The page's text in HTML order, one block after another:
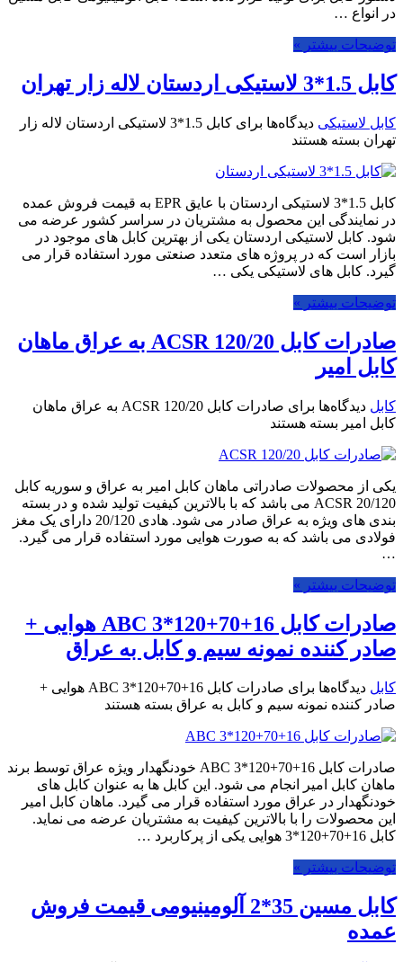
در انواع …
توضیحات بیشتر »
کابل 1.5*3 لاستیکی اردستان لاله زار تهران
کابل لاستیکی دیدگاه‌ها
برای کابل 1.5*3 لاستیکی اردستان لاله زار
تهران بسته هستند
کابل 1.5*3 لاستیکی اردستان با عایق EPR به قیمت فروش عمده
در نمایندگی این محصول به مشتریان در سراسر کشور عرضه می
شود. کابل لاستیکی اردستان یکی از بهترین کابل های موجود در
بازار است که در پروژه های متعدد صنعتی مورد استفاده قرار می
گیرد. کابل های لاستیکی یکی …
توضیحات بیشتر »
صادرات کابل 120/20 ACSR به عراق ماهان
کابل امیر
کابل دیدگاه‌ها
برای صادرات کابل 120/20 ACSR به عراق ماهان
کابل امیر بسته هستند
یکی از محصولات صادراتی ماهان کابل امیر به عراق و سوریه کابل
20/120 ACSR می باشد که با بالاترین کیفیت تولید شده و در بسته
بندی های ویژه به عراق صادر می شود. هادی 20/120 دارای یک مغز
فولادی می باشد که به صورت هوایی مورد استفاده قرار می گیرد.
…
توضیحات بیشتر »
صادرات کابل 16+70+120*3 ABC هوایی +
صادر کننده نمونه سیم و کابل به عراق
کابل دیدگاه‌ها
برای صادرات کابل 16+70+120*3 ABC هوایی +
صادر کننده نمونه سیم و کابل به عراق بسته هستند
صادرات کابل 16+70+120*3 ABC خودنگهدار ویژه عراق توسط برند
ماهان کابل امیر انجام می شود. این کابل ها به عنوان کابل های
خودنگهدار در عراق مورد استفاده قرار می گیرد. ماهان کابل امیر
این محصولات را با بالاترین کیفیت به مشتریان عرضه می نماید.
کابل 16+70+120*3 هوایی یکی از پرکاربرد …
توضیحات بیشتر »
کابل مسین 35*2 آلومینیومی قیمت فروش
عمده